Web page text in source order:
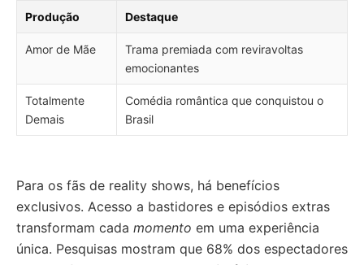
Produção Destaque
Amor de Mãe
Trama premiada com reviravoltas
emocionantes
Totalmente
Demais
Comédia romântica que conquistou o
Brasil
Para os fãs de reality shows, há benefícios
exclusivos. Acesso a bastidores e episódios extras
transformam cada momento em uma experiência
única. Pesquisas mostram que 68% dos espectadores